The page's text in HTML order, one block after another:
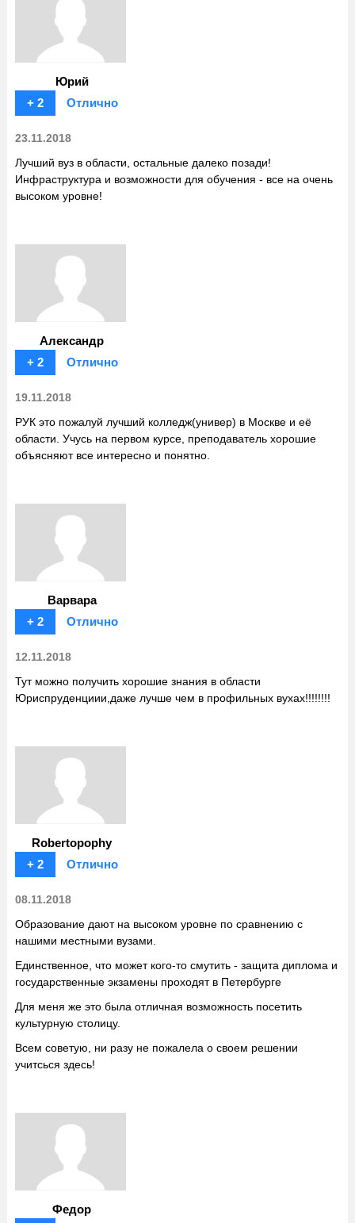
Юрий
+ 2
Отлично
23.11.2018
Лучший вуз в области, остальные далеко позади!
Инфраструктура и возможности для обучения - все на очень
высоком уровне!
Александр
+ 2
Отлично
19.11.2018
РУК это пожалуй лучший колледж(универ) в Москве и еë
области. Учусь на первом курсе, преподаватель хорошие
объясняют все интересно и понятно.
Варвара
+ 2
Отлично
12.11.2018
Тут можно получить хорошие знания в области
Юриспруденциии,даже лучше чем в профильных вухах!!!!!!!!
Robertopophy
+ 2
Отлично
08.11.2018
Образование дают на высоком уровне по сравнению с
нашими местными вузами.
Единственное, что может кого-то смутить - защита диплома и
государственные экзамены проходят в Петербурге
Для меня же это была отличная возможность посетить
культурную столицу.
Всем советую, ни разу не пожалела о своем решении
учитсься здесь!
Федор